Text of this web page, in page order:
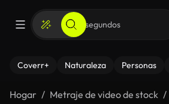
Coverr+ Naturaleza Personas
Hogar Metraje de video de stock